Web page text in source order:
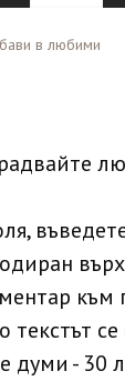
в любими
към
текстът
думи - 30